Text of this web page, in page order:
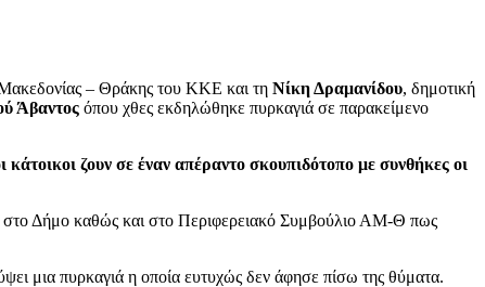
– Θράκης του ΚΚΕ και τη Νίκη Δραμανίδου, δημοτική
Άβαντος όπου χθες εκδηλώθηκε πυρκαγιά σε παρακείμενο
ζουν σε έναν απέραντο σκουπιδότοπο με συνθήκες οι
στο Δήμο καθώς και στο Περιφερειακό Συμβούλιο ΑΜ-Θ πως
μια πυρκαγιά η οποία ευτυχώς δεν άφησε πίσω της θύματα.